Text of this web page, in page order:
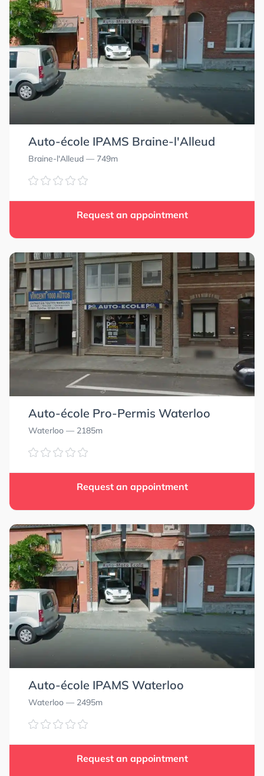
Auto-école IPAMS Braine-l'Alleud
Braine-l'Alleud — 749m
Request an appointment
Auto-école Pro-Permis Waterloo
Waterloo — 2185m
Request an appointment
Auto-école IPAMS Waterloo
Waterloo — 2495m
Request an appointment